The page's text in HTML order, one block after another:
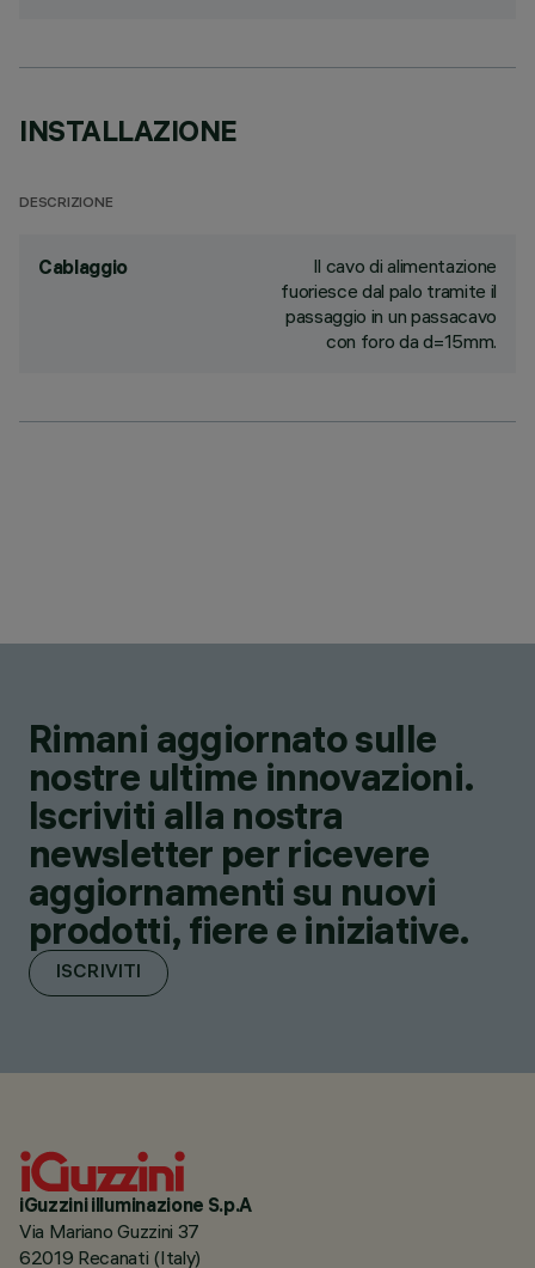
INSTALLAZIONE
DESCRIZIONE
Cablaggio
Il cavo di alimentazione
fuoriesce dal palo tramite il
passaggio in un passacavo
con foro da d=15mm.
Rimani aggiornato sulle
nostre ultime innovazioni.
Iscriviti alla nostra
newsletter per ricevere
aggiornamenti su nuovi
prodotti, fiere e iniziative.
ISCRIVITI
iGuzzini illuminazione S.p.A
Via Mariano Guzzini 37
62019 Recanati (Italy)